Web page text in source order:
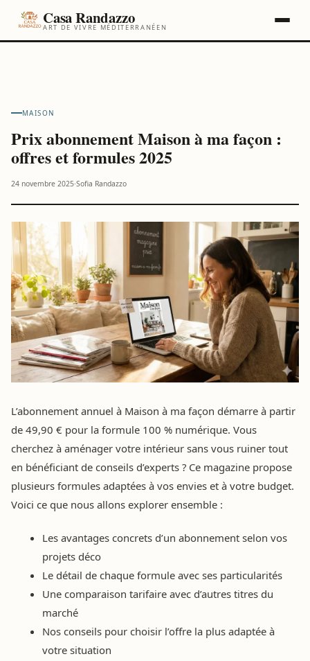
Casa Randazzo
ART DE VIVRE MÉDITERRANÉEN
MAISON
Prix abonnement Maison à ma façon :
offres et formules 2025
24 novembre 2025·Sofia Randazzo
L’abonnement annuel à Maison à ma façon démarre à partir
de 49,90 € pour la formule 100 % numérique. Vous
cherchez à aménager votre intérieur sans vous ruiner tout
en bénéficiant de conseils d’experts ? Ce magazine propose
plusieurs formules adaptées à vos envies et à votre budget.
Voici ce que nous allons explorer ensemble :
Les avantages concrets d’un abonnement selon vos
projets déco
Le détail de chaque formule avec ses particularités
Une comparaison tarifaire avec d’autres titres du
marché
Nos conseils pour choisir l’offre la plus adaptée à
votre situation